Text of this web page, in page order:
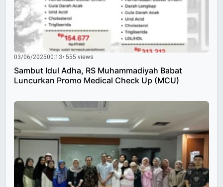
03/06/202500:13• 555 views
Sambut Idul Adha, RS Muhammadiyah Babat
Luncurkan Promo Medical Check Up (MCU)